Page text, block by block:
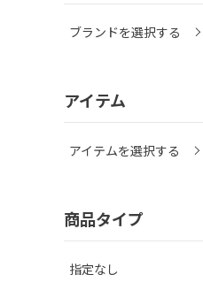
ブランドを選択する
アイテム
アイテムを選択する
商品タイプ
指定なし